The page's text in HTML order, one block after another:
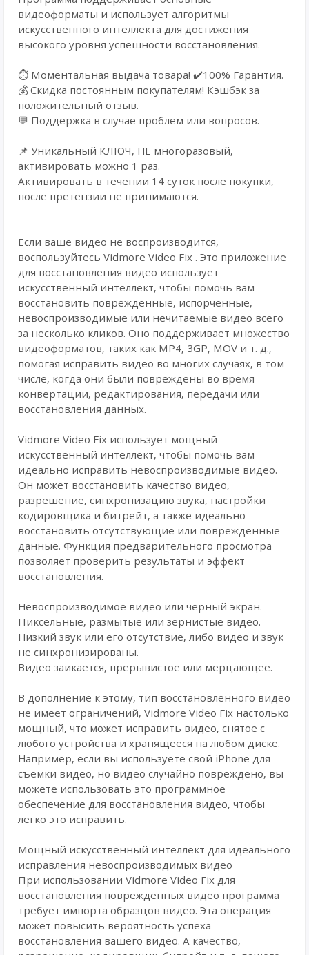
видеоформаты и использует алгоритмы
искусственного интеллекта для достижения
высокого уровня успешности восстановления.
⏱️ Моментальная выдача товара! ✔️100% Гарантия.
💰 Cкидка постоянным покупателям! Кэшбэк за
положительный отзыв.
💬 Поддержка в случае проблем или вопросов.
📌 Уникальный КЛЮЧ, НЕ многоразовый,
активировать можно 1 раз.
Активировать в течении 14 суток после покупки,
после претензии не принимаются.
Если ваше видео не воспроизводится,
воспользуйтесь Vidmore Video Fix . Это приложение
для восстановления видео использует
искусственный интеллект, чтобы помочь вам
восстановить поврежденные, испорченные,
невоспроизводимые или нечитаемые видео всего
за несколько кликов. Оно поддерживает множество
видеоформатов, таких как MP4, 3GP, MOV и т. д.,
помогая исправить видео во многих случаях, в том
числе, когда они были повреждены во время
конвертации, редактирования, передачи или
восстановления данных.
Vidmore Video Fix использует мощный
искусственный интеллект, чтобы помочь вам
идеально исправить невоспроизводимые видео.
Он может восстановить качество видео,
разрешение, синхронизацию звука, настройки
кодировщика и битрейт, а также идеально
восстановить отсутствующие или поврежденные
данные. Функция предварительного просмотра
позволяет проверить результаты и эффект
восстановления.
Невоспроизводимое видео или черный экран.
Пиксельные, размытые или зернистые видео.
Низкий звук или его отсутствие, либо видео и звук
не синхронизированы.
Видео заикается, прерывистое или мерцающее.
В дополнение к этому, тип восстановленного видео
не имеет ограничений, Vidmore Video Fix настолько
мощный, что может исправить видео, снятое с
любого устройства и хранящееся на любом диске.
Например, если вы используете свой iPhone для
съемки видео, но видео случайно повреждено, вы
можете использовать это программное
обеспечение для восстановления видео, чтобы
легко это исправить.
Мощный искусственный интеллект для идеального
исправления невоспроизводимых видео
При использовании Vidmore Video Fix для
восстановления поврежденных видео программа
требует импорта образцов видео. Эта операция
может повысить вероятность успеха
восстановления вашего видео. А качество,